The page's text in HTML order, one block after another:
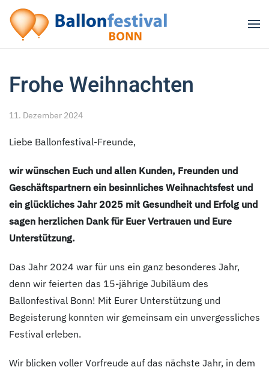
Zum Hauptinhalt springen
Frohe Weihnachten
11. Dezember 2024
Liebe Ballonfestival-Freunde,
wir wünschen Euch und allen Kunden, Freunden und
Geschäftspartnern ein besinnliches Weihnachtsfest und
ein glückliches Jahr 2025 mit Gesundheit und Erfolg und
sagen herzlichen Dank für Euer Vertrauen und Eure
Unterstützung.
Das Jahr 2024 war für uns ein ganz besonderes Jahr,
denn wir feierten das 15-jährige Jubiläum des
Ballonfestival Bonn! Mit Eurer Unterstützung und
Begeisterung konnten wir gemeinsam ein unvergessliches
Festival erleben.
Wir blicken voller Vorfreude auf das nächste Jahr, in dem